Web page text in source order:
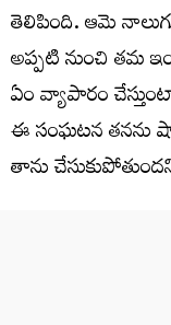
తెలిపింది. ఆమె
అప్ప‌టి నుంచి త‌మ
ఏం వ్యాపారం
ఈ సంఘ‌ట‌న త‌న‌ను
తాను